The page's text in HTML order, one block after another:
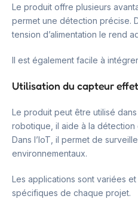
Le produit offre plusieurs
permet une détection précise.
tension d’alimentation le rend
Il est également facile à
Utilisation du capteur
Le produit peut être utilisé
robotique, il aide à la détection
Dans l’IoT, il permet de
environnementaux.
Les applications sont variées
spécifiques de chaque projet.